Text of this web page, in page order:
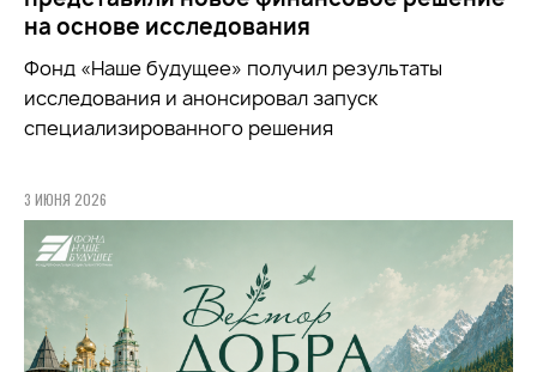
на основе исследования
Фонд «Наше будущее» получил результаты
исследования и анонсировал запуск
специализированного решения
3 ИЮНЯ 2026